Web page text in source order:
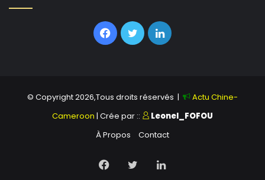
Facebook
TwitterLinkedin
© Copyright 2026,Tous droits réservés |
Actu Chine-
Cameroon | Crée par ::
Leonel_FOFOU
À Propos
Contact
Facebook
TwitterLinkedin